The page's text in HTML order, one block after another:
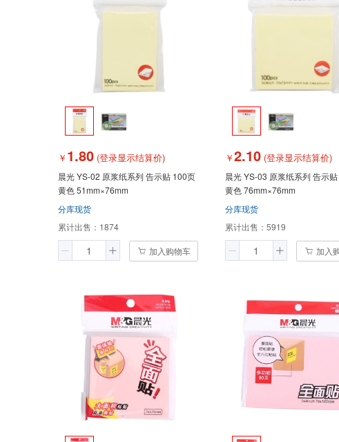
￥ 1.80 (登录显示结算价)
晨光 YS-02 原浆纸系列 告示贴 100页
黄色 51mm×76mm
分库现货
累计出售： 1874
加入购物车
￥2.10 (登录显示结算价)
晨光 YS-03 原浆纸系列 告示贴 100页
黄色 76mm×76mm
分库现货
累计出售： 5919
加入